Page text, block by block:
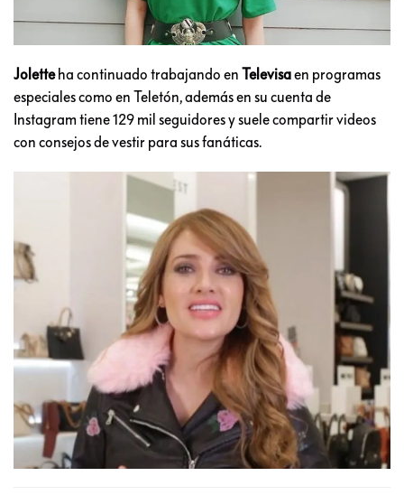
Joletteha continuado trabajando en Televisaen programas
especiales como en Teletón, además en su cuenta de
Instagram tiene 129 mil seguidores y suele compartir videos
con consejos de vestir para sus fanáticas.